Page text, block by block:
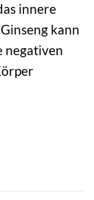
innere
kann
negativen